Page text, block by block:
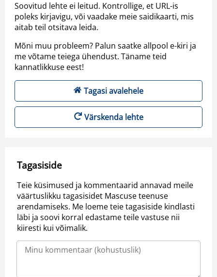
Soovitud lehte ei leitud. Kontrollige, et URL-is
poleks kirjavigu, või vaadake meie saidikaarti, mis
aitab teil otsitava leida.
Mõni muu probleem? Palun saatke allpool e-kiri ja
me võtame teiega ühendust. Täname teid
kannatlikkuse eest!
Tagasi avalehele
Värskenda lehte
Tagasiside
Teie küsimused ja kommentaarid annavad meile
väärtuslikku tagasisidet Mascuse teenuse
arendamiseks. Me loeme teie tagasiside kindlasti
läbi ja soovi korral edastame teile vastuse nii
kiiresti kui võimalik.